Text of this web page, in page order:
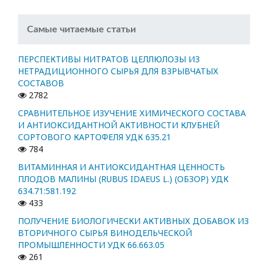
Самые читаемые статьи
ПЕРСПЕКТИВЫ НИТРАТОВ ЦЕЛЛЮЛОЗЫ ИЗ
НЕТРАДИЦИОННОГО СЫРЬЯ ДЛЯ ВЗРЫВЧАТЫХ
СОСТАВОВ
2782
СРАВНИТЕЛЬНОЕ ИЗУЧЕНИЕ ХИМИЧЕСКОГО СОСТАВА
И АНТИОКСИДАНТНОЙ АКТИВНОСТИ КЛУБНЕЙ
СОРТОВОГО КАРТОФЕЛЯ УДК 635.21
784
ВИТАМИННАЯ И АНТИОКСИДАНТНАЯ ЦЕННОСТЬ
ПЛОДОВ МАЛИНЫ (RUBUS IDAEUS L.) (ОБЗОР) УДК
634.71:581.192
433
ПОЛУЧЕНИЕ БИОЛОГИЧЕСКИ АКТИВНЫХ ДОБАВОК ИЗ
ВТОРИЧНОГО СЫРЬЯ ВИНОДЕЛЬЧЕСКОЙ
ПРОМЫШЛЕННОСТИ УДК 66.663.05
261